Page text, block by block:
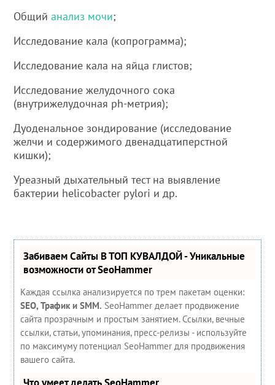
Общийанализ мочи;
Исследование кала (копрограмма);
Исследование кала на яйца глистов;
Исследование желудочного сока
(внутрижелудочная ph-метрия);
Дуоденальное зондирование (исследование
желчи и содержимого двенадцатиперстной
кишки);
Уреазный дыхательный тест на выявление
бактерии helicobacter pylori и др.
Забиваем Сайты В ТОП КУВАЛДОЙ - Уникальные
возможности от SeoHammer
Каждая ссылка анализируется по трем пакетам оценки:
SEO, Трафик и SMM. SeoHammer делает продвижение
сайта прозрачным и простым занятием. Ссылки, вечные
ссылки, статьи, упоминания, пресс-релизы - используйте
по максимуму потенциал SeoHammer для продвижения
вашего сайта.